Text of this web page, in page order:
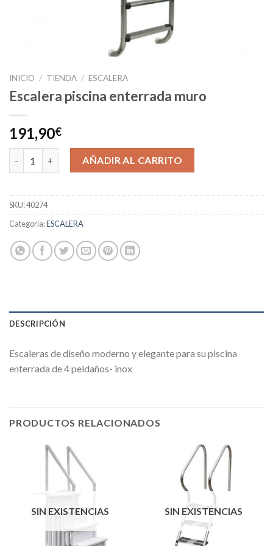
INICIO / TIENDA / ESCALERA
Escalera piscina enterrada muro
191,90€
Escalera piscina enterrada muro cantidad
AÑADIR AL CARRITO
SKU:40274
Categoría:ESCALERA
DESCRIPCIÓN
Escaleras de diseño moderno y elegante para su piscina
enterrada de 4 peldaños- inox
PRODUCTOS RELACIONADOS
SIN EXISTENCIAS SIN EXISTENCIAS